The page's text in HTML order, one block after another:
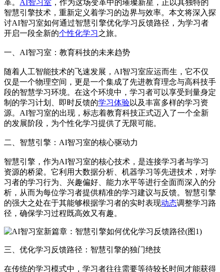
革。 AI智习室 ，作为这场变革中的璀璨新星，正以其独特的
智慧引擎技术，重新定义着学习的边界与效率。本文将深入探
讨AI智习室如何通过智慧引擎优化学习反馈路径，为学习者
开启一段全新的个性化学习之旅。
一、AI智习室：教育科技的未来趋势
随着人工智能技术的飞速发展，AI智习室应运而生，它不仅
仅是一个物理空间，更是一个集成了先进教育理念与高科技手
段的智慧学习环境。在这个环境中，学习者可以享受到量身定
制的学习计划、即时反馈的学习体验以及丰富多样的学习资
源。AI智习室的出现，标志着教育科技正式迈入了一个全新
的发展阶段，为个性化学习提供了无限可能。
二、智慧引擎：AI智习室的核心驱动力
智慧引擎，作为AI智习室的核心技术，是连接学习者与学习
资源的桥梁。它利用大数据分析、机器学习等先进技术，对学
习者的学习行为、兴趣偏好、能力水平等进行全面而深入的分
析，从而为每位学习者提供精准的学习建议与反馈。智慧引擎
的强大之处在于其能够根据学习者的实时表现动态调整学习路
径，确保学习过程既高效又有趣。
三、优化学习反馈路径：智慧引擎的独门绝技
在传统的学习模式中，学习者往往需要等待较长时间才能获得